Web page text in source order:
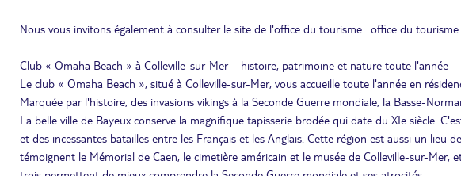
Nous vous invitons également à consulter le site de l'office du tourisme : office du
Club « Omaha Beach » à Colleville-sur-Mer – histoire, patrimoine et nature toute l'année
Le club « Omaha Beach », situé à Colleville-sur-Mer, vous accueille toute l'année en
Marquée par l'histoire, des invasions vikings à la Seconde Guerre mondiale, la Basse-
La belle ville de Bayeux conserve la magnifique tapisserie brodée qui date du XIe siècle.
et des incessantes batailles entre les Français et les Anglais. Cette région est aussi un lieu
témoignent le Mémorial de Caen, le cimetière américain et le musée de Colleville-sur-Mer,